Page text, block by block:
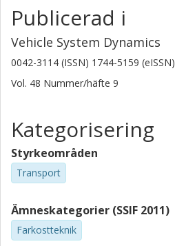
Publicerad i
Vehicle System Dynamics
0042-3114 (ISSN) 1744-5159 (eISSN)
Vol. 48 Nummer/häfte 9
Kategorisering
Styrkeområden
Transport
Ämneskategorier (SSIF 2011)
Farkostteknik